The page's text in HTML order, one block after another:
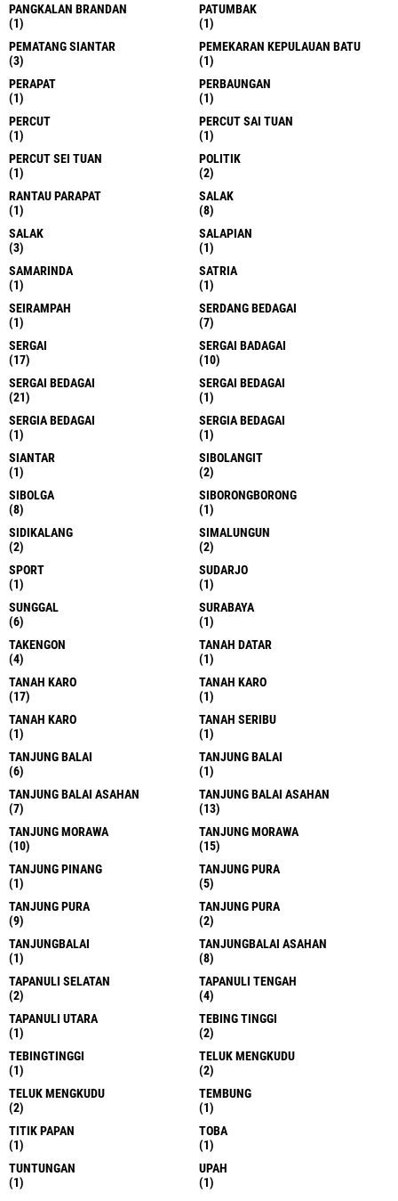
PANGKALAN BRANDAN
(1)
PATUMBAK
(1)
PEMATANG SIANTAR
(3)
PEMEKARAN KEPULAUAN BATU
(1)
PERAPAT
(1)
PERBAUNGAN
(1)
PERCUT
(1)
PERCUT SAI TUAN
(1)
PERCUT SEI TUAN
(1)
POLITIK
(2)
RANTAU PARAPAT
(1)
SALAK
(8)
SALAK
(3)
SALAPIAN
(1)
SAMARINDA
(1)
SATRIA
(1)
SEIRAMPAH
(1)
SERDANG BEDAGAI
(7)
SERGAI
(17)
SERGAI BADAGAI
(10)
SERGAI BEDAGAI
(21)
SERGAI BEDAGAI
(1)
SERGIA BEDAGAI
(1)
SERGIA BEDAGAI
(1)
SIANTAR
(1)
SIBOLANGIT
(2)
SIBOLGA
(8)
SIBORONGBORONG
(1)
SIDIKALANG
(2)
SIMALUNGUN
(2)
SPORT
(1)
SUDARJO
(1)
SUNGGAL
(6)
SURABAYA
(1)
TAKENGON
(4)
TANAH DATAR
(1)
TANAH KARO
(17)
TANAH KARO
(1)
TANAH KARO
(1)
TANAH SERIBU
(1)
TANJUNG BALAI
(6)
TANJUNG BALAI
(1)
TANJUNG BALAI ASAHAN
(7)
TANJUNG BALAI ASAHAN
(13)
TANJUNG MORAWA
(10)
TANJUNG MORAWA
(15)
TANJUNG PINANG
(1)
TANJUNG PURA
(5)
TANJUNG PURA
(9)
TANJUNG PURA
(2)
TANJUNGBALAI
(1)
TANJUNGBALAI ASAHAN
(8)
TAPANULI SELATAN
(2)
TAPANULI TENGAH
(4)
TAPANULI UTARA
(1)
TEBING TINGGI
(2)
TEBINGTINGGI
(1)
TELUK MENGKUDU
(2)
TELUK MENGKUDU
(2)
TEMBUNG
(1)
TITIK PAPAN
(1)
TOBA
(1)
TUNTUNGAN
(1)
UPAH
(1)